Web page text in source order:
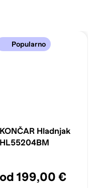
Popularno
KONČAR Hladnjak
HL55204BM
od 199,00 €